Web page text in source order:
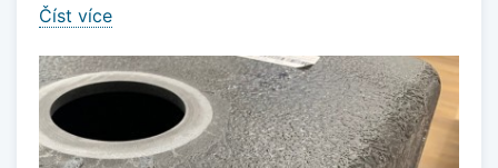
Číst více